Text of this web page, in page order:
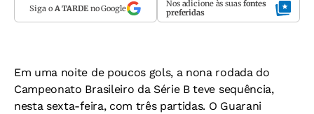
Siga o A TARDEno Google Nos adicione às suas fontes
preferidas
Em uma noite de poucos gols, a nona rodada do
Campeonato Brasileiro da Série B teve sequência,
nesta sexta-feira, com três partidas. O Guarani